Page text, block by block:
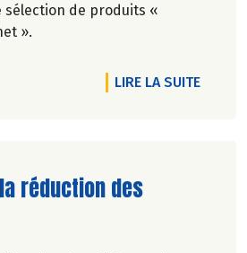
sélection de produits «
».
LIRE LA SUITEDE
l'article
réduction des